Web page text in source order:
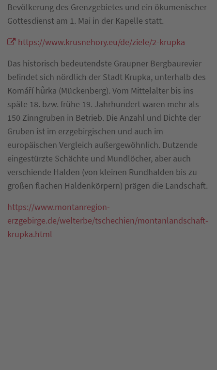
Bevölkerung des Grenzgebietes und ein ökumenischer
Gottesdienst am 1. Mai in der Kapelle statt.
https://www.krusnehory.eu/de/ziele/2-krupka
Das historisch bedeutendste Graupner Bergbaurevier
befindet sich nördlich der Stadt Krupka, unterhalb des
Komáří hůrka (Mückenberg). Vom Mittelalter bis ins
späte 18. bzw. frühe 19. Jahrhundert waren mehr als
150 Zinngruben in Betrieb. Die Anzahl und Dichte der
Gruben ist im erzgebirgischen und auch im
europäischen Vergleich außergewöhnlich. Dutzende
eingestürzte Schächte und Mundlöcher, aber auch
verschiende Halden (von kleinen Rundhalden bis zu
großen flachen Haldenkörpern) prägen die Landschaft.
https://www.montanregion-
erzgebirge.de/welterbe/tschechien/montanlandschaft-
krupka.html